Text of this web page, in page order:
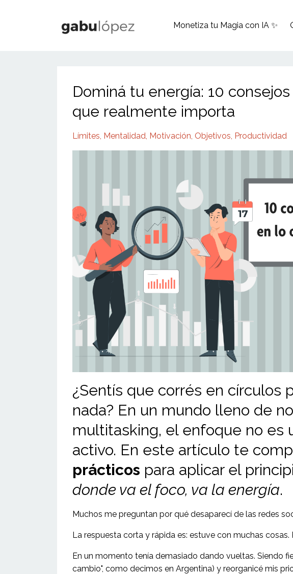
Monetiza tu Magia con IA ✨
Dominá tu energía: 10
que realmente importa
Límites Mentalidad Motivación Objetivos Productividad
¿Sentís que corrés en círculos
nada? En un mundo lleno de
multitasking, el enfoque no es
activo. En este artículo te
prácticos para aplicar el
donde va el foco, va la energía.
Muchos me preguntan por qué desaparecí de las redes
La respuesta corta y rápida es: estuve con muchas cosas.
En un momento tenía demasiado dando vueltas. Siendo
cambio", como decimos en Argentina) y reorganicé mis